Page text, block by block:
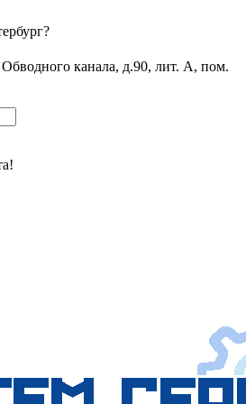
?
Обводного канала, д.90, лит. А, пом.